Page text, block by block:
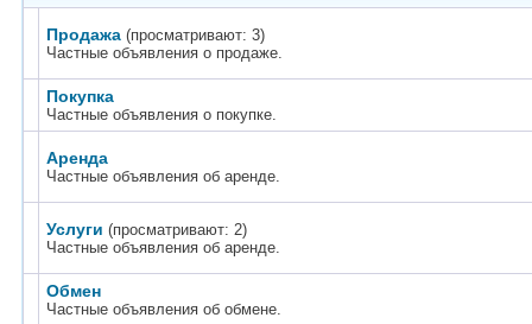
Продажа (просматривают: 3)
Частные объявления о продаже.
Покупка
Частные объявления о покупке.
Аренда
Частные объявления об аренде.
Услуги (просматривают: 2)
Частные объявления об аренде.
Обмен
Частные объявления об обмене.